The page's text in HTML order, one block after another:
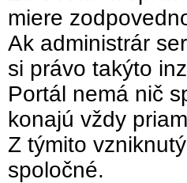
miere
Ak administrár
si právo takýto
Portál nemá nič
konajú vždy
Z týmito
spoločné.